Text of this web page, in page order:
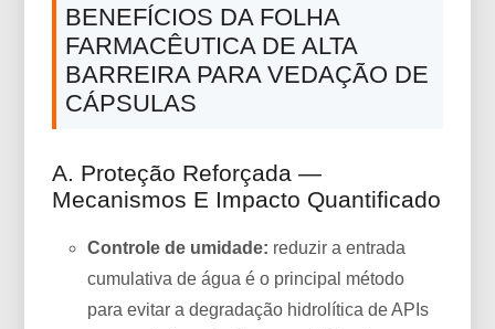
BENEFÍCIOS DA FOLHA
FARMACÊUTICA DE ALTA
BARREIRA PARA VEDAÇÃO DE
CÁPSULAS
A. Proteção Reforçada —
Mecanismos E Impacto Quantificado
Controle de umidade: reduzir a entrada
cumulativa de água é o principal método
para evitar a degradação hidrolítica de APIs